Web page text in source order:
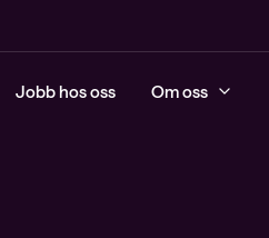
Jobb hos oss Om oss